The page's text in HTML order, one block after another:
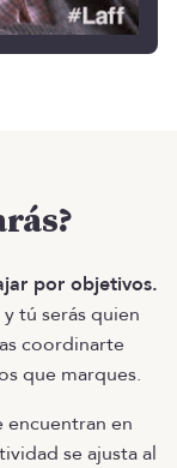
por objetivos.
tú serás quien
coordinarte
que marques.
encuentran en
se ajusta al